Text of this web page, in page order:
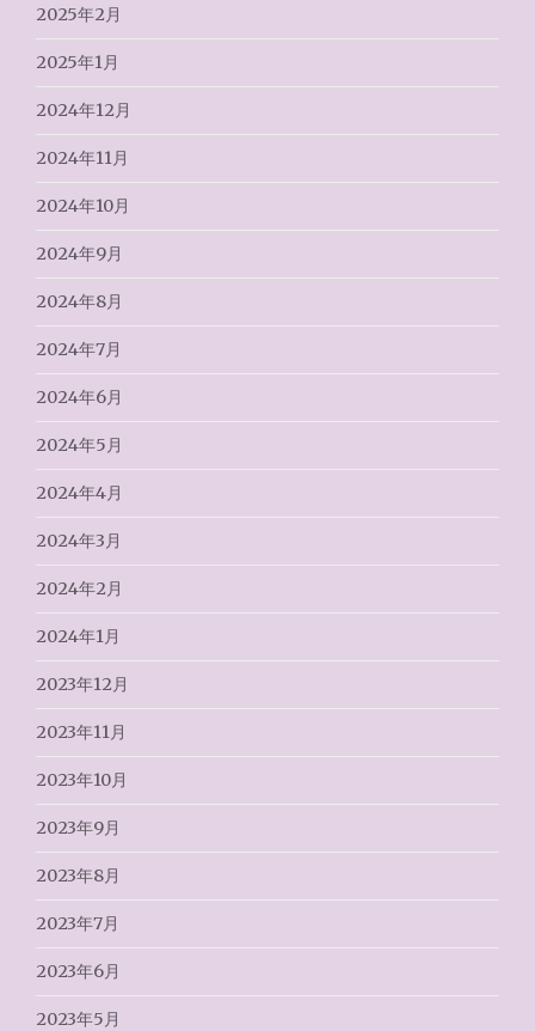
2025年2月
2025年1月
2024年12月
2024年11月
2024年10月
2024年9月
2024年8月
2024年7月
2024年6月
2024年5月
2024年4月
2024年3月
2024年2月
2024年1月
2023年12月
2023年11月
2023年10月
2023年9月
2023年8月
2023年7月
2023年6月
2023年5月